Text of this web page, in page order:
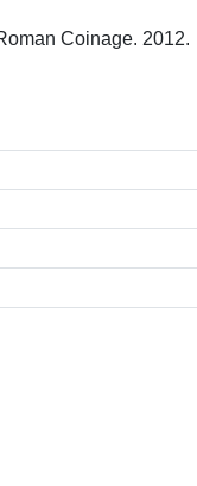
Coinage. 2012.